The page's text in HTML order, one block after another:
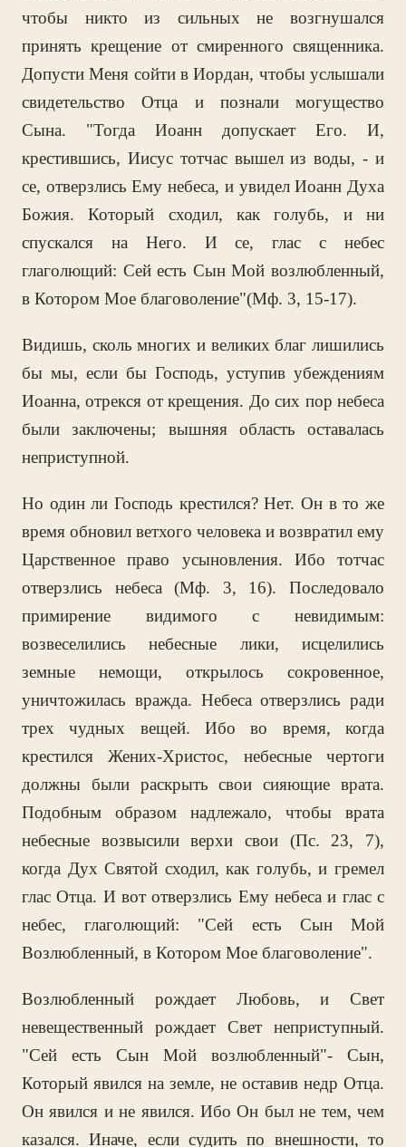
чтобы никто из сильных не возгнушался
принять крещение от смиренного священника.
Допусти Меня сойти в Иордан, чтобы услышали
свидетельство Отца и познали могущество
Сына. "Тогда Иоанн допускает Его. И,
крестившись, Иисус тотчас вышел из воды, - и
се, отверзлись Ему небеса, и увидел Иоанн Духа
Божия. Который сходил, как голубь, и ни
спускался на Него. И се, глас с небес
глаголющий: Сей есть Сын Мой возлюбленный,
в Котором Мое благоволение"(Мф. 3, 15-17).
Видишь, сколь многих и великих благ лишились
бы мы, если бы Господь, уступив убеждениям
Иоанна, отрекся от крещения. До сих пор небеса
были заключены; вышняя область оставалась
неприступной.
Но один ли Господь крестился? Нет. Он в то же
время обновил ветхого человека и возвратил ему
Царственное право усыновления. Ибо тотчас
отверзлись небеса (Мф. 3, 16). Последовало
примирение видимого с невидимым:
возвеселились небесные лики, исцелились
земные немощи, открылось сокровенное,
уничтожилась вражда. Небеса отверзлись ради
трех чудных вещей. Ибо во время, когда
крестился Жених-Христос, небесные чертоги
должны были раскрыть свои сияющие врата.
Подобным образом надлежало, чтобы врата
небесные возвысили верхи свои (Пс. 23, 7),
когда Дух Святой сходил, как голубь, и гремел
глас Отца. И вот отверзлись Ему небеса и глас с
небес, глаголющий: "Сей есть Сын Мой
Возлюбленный, в Котором Мое благоволение".
Возлюбленный рождает Любовь, и Свет
невещественный рождает Свет неприступный.
"Сей есть Сын Мой возлюбленный"- Сын,
Который явился на земле, не оставив недр Отца.
Он явился и не явился. Ибо Он был не тем, чем
казался. Иначе, если судить по внешности, то